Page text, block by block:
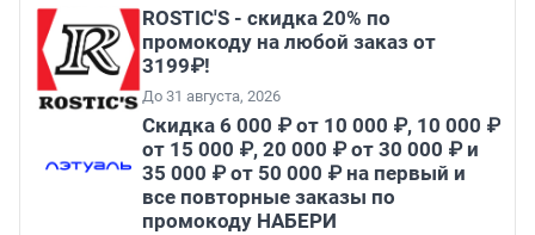
ROSTIC'S - скидка 20% по
промокоду на любой заказ от
3199₽!
До 31 августа, 2026
Скидка 6 000 ₽ от 10 000 ₽, 10 000 ₽
от 15 000 ₽, 20 000 ₽ от 30 000 ₽ и
35 000 ₽ от 50 000 ₽ на первый и
все повторные заказы по
промокоду НАБЕРИ